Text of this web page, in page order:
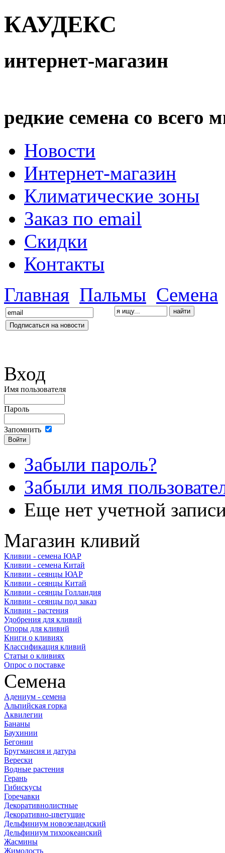
КАУДЕКС
интернет-магазин
редкие семена со всего
Новости
Интернет-магазин
Климатические зоны
Заказ по email
Скидки
Контакты
Главная Пальмы Семена
Вход
Имя пользователя
Пароль
Запомнить
Забыли пароль?
Забыли имя
Еще нет учетной
Магазин кливий
Кливии - семена ЮАР
Кливии - семена Китай
Кливии - сеянцы ЮАР
Кливии - сеянцы Китай
Кливии - сеянцы Голландия
Кливии - сеянцы под заказ
Кливии - растения
Удобрения для кливий
Опоры для кливий
Книги о кливиях
Классификация кливий
Статьи о кливиях
Опрос о поставке
Семена
Адениум - семена
Альпийская горка
Аквилегии
Бананы
Баухинии
Бегонии
Бругмансия и датура
Верески
Водные растения
Герань
Гибискусы
Горечавки
Декоративнолистные
Декоративно-цветущие
Дельфиниум новозеландский
Дельфиниум тихоокеанский
Жасмины
Жимолость